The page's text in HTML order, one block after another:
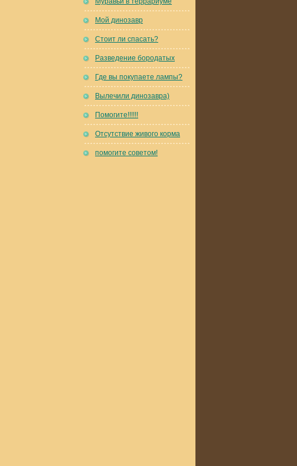
Мой динозавр
Стоит ли спасать?
Разведение бородатых
Где вы покупаете лампы?
Вылечили динозавра)
Помогите!!!!!!
Отсутствие живого корма
помогите советом!